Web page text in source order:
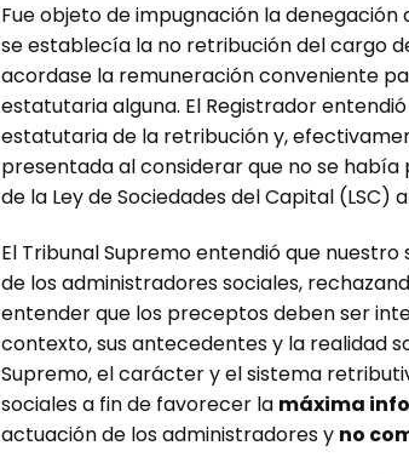
Fue objeto de impugnación la
se establecía la no retribución del cargo
acordase la remuneración conveniente
estatutaria alguna. El Registrador
estatutaria de la retribución y,
presentada al considerar que no se
de la Ley de Sociedades del Capital (LSC)
El Tribunal Supremo entendió que nuestro
de los administradores sociales,
entender que los preceptos deben ser
contexto, sus antecedentes y la realidad
Supremo, el carácter y el sistema
sociales a fin de favorecer la máxima
actuación de los administradores y no